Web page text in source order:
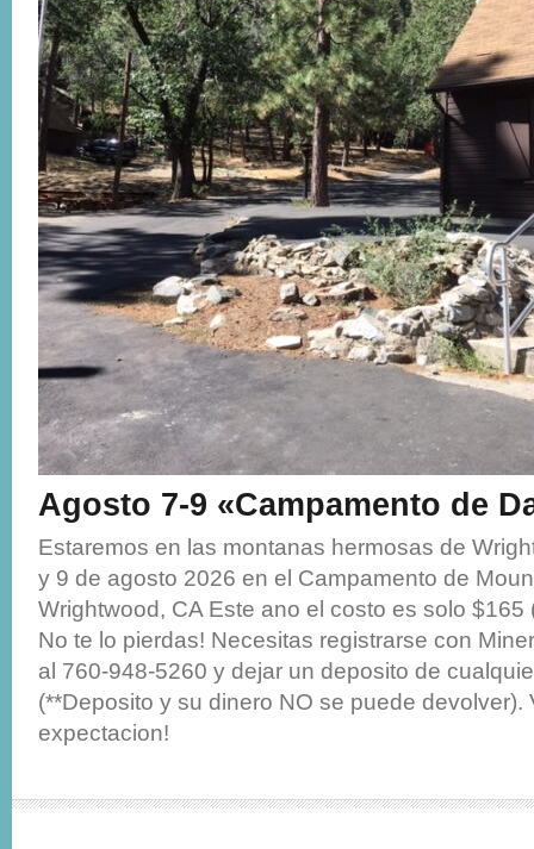
Agosto 7-9 «Campamento de
Estaremos en las montanas hermosas de
y 9 de agosto 2026 en el Campamento de
Wrightwood, CA Este ano el costo es solo $165
No te lo pierdas! Necesitas registrarse con
al 760-948-5260 y dejar un deposito de
(**Deposito y su dinero NO se puede devolver).
expectacion!